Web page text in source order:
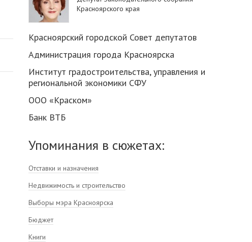
Красноярского края
Красноярский городской Совет депутатов
Администрация города Красноярска
Институт градостроительства, управления и
региональной экономики СФУ
ООО «Краском»
Банк ВТБ
Упоминания в сюжетах:
Отставки и назначения
Недвижимость и строительство
Выборы мэра Красноярска
Бюджет
Книги